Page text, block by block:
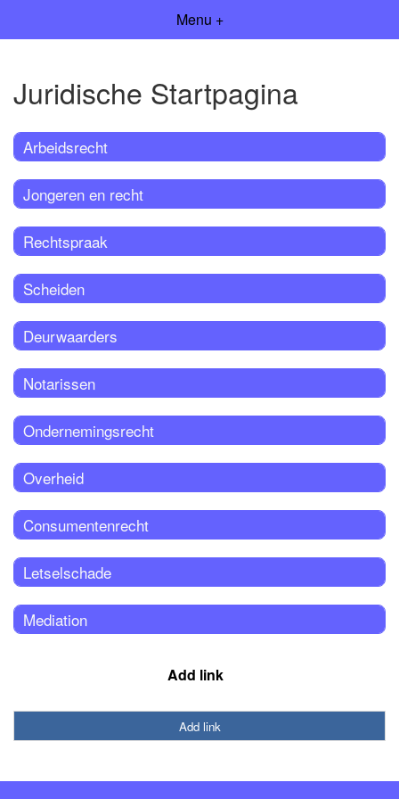
Menu +
Juridische Startpagina
Arbeidsrecht
Jongeren en recht
Rechtspraak
Scheiden
Deurwaarders
Notarissen
Ondernemingsrecht
Overheid
Consumentenrecht
Letselschade
Mediation
Add link
Add link